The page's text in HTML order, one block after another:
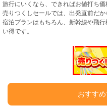
旅行にいくなら、できればお値打ち価
売りつくしセールでは、出発直前だ
宿泊プランはもちろん、新幹線や飛
い得です。
おすす